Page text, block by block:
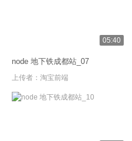
05:40
node 地下铁成都站_07
上传者： 淘宝前端